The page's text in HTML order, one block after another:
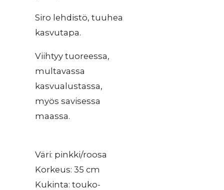
Siro lehdistö, tuuhea
kasvutapa.
Viihtyy tuoreessa,
multavassa
kasvualustassa,
myös savisessa
maassa.
Väri: pinkki/roosa
Korkeus: 35 cm
Kukinta: touko-